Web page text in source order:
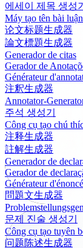
에세이 제목 생성기
Máy tạo tên bài luận
论文标题生成器
論文標題生成器
Generador de citas
Gerador de
Générateur
注釈生成器
Annotator-
주석 생성기
Công cụ tạo chú
注释生成器
註解生成器
Generador de
Gerador de
Générateur
問題文生成器
문제 진술 생성기
Công cụ tạo tuyên
问题陈述生成器